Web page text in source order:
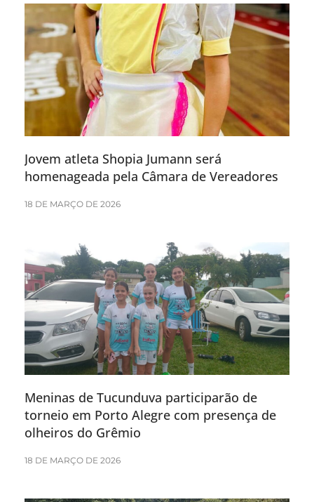
Jovem atleta Shopia Jumann será
homenageada pela Câmara de Vereadores
18 DE MARÇO DE 2026
Meninas de Tucunduva participarão de
torneio em Porto Alegre com presença de
olheiros do Grêmio
18 DE MARÇO DE 2026